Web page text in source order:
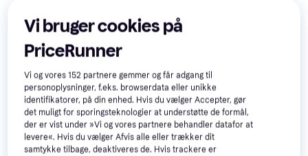
Vi bruger cookies på
PriceRunner
Vi og vores152 partnere gemmer og får adgang til
personoplysninger, f.eks. browserdata eller unikke
identifikatorer, på din enhed. Hvis du vælger Accepter, gør
det muligt for sporingsteknologier at understøtte de formål,
der er vist under »Vi og vores partnere behandler datafor at
levere«. Hvis du vælger Afvis alle eller trækker dit
samtykke tilbage, deaktiveres de. Hvis trackere er